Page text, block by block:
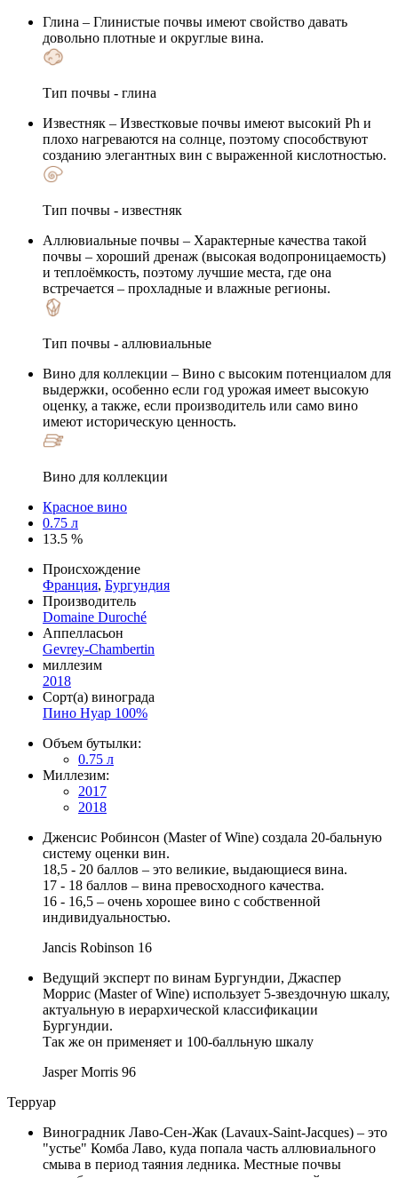
Глина – Глинистые почвы имеют свойство давать
довольно плотные и округлые вина.
Тип почвы - глина
Известняк – Известковые почвы имеют высокий Ph и
плохо нагреваются на солнце, поэтому способствуют
созданию элегантных вин с выраженной кислотностью.
Тип почвы - известняк
Аллювиальные почвы – Характерные качества такой
почвы – хороший дренаж (высокая водопроницаемость)
и теплоёмкость, поэтому лучшие места, где она
встречается – прохладные и влажные регионы.
Тип почвы - аллювиальные
Вино для коллекции – Вино с высоким потенциалом для
выдержки, особенно если год урожая имеет высокую
оценку, а также, если производитель или само вино
имеют историческую ценность.
Вино для коллекции
Красное вино
0.75 л
13.5 %
Происхождение
Франция, Бургундия
Производитель
Domaine Duroché
Аппелласьон
Gevrey-Chambertin
миллезим
2018
Сорт(а) винограда
Пино Нуар 100%
Объем бутылки:
0.75 л
Миллезим:
2017
2018
Дженсис Робинсон (Master of Wine) создала 20-бальную
систему оценки вин.
18,5 - 20 баллов – это великие, выдающиеся вина.
17 - 18 баллов – вина превосходного качества.
16 - 16,5 – очень хорошее вино с собственной
индивидуальностью.
Jancis Robinson 16
Ведущий эксперт по винам Бургундии, Джаспер
Моррис (Master of Wine) использует 5-звездочную шкалу,
актуальную в иерархической классификации
Бургундии.
Так же он применяет и 100-балльную шкалу
Jasper Morris 96
Терруар
Виноградник Лаво-Сен-Жак (Lavaux-Saint-Jacques) – это
"устье" Комба Лаво, куда попала часть аллювиального
смыва в период таяния ледника. Местные почвы